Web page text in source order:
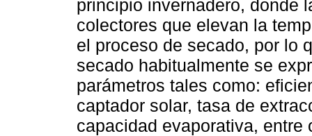
principio invernadero, donde
colectores que elevan la
el proceso de secado, por lo
secado habitualmente se
parámetros tales como:
captador solar, tasa de
capacidad evaporativa, entre